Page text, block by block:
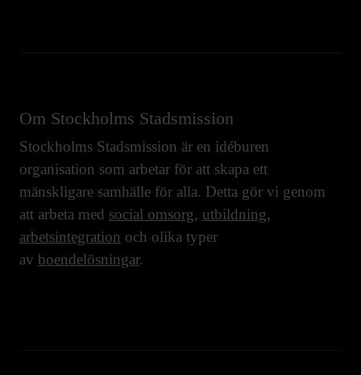
Om Stockholms Stadsmission
Stockholms Stadsmission är en idéburen
organisation som arbetar för att skapa ett
mänskligare samhälle för alla. Detta gör vi genom
att arbeta med social omsorg, utbildning,
arbetsintegration och olika typer
av boendelösningar.